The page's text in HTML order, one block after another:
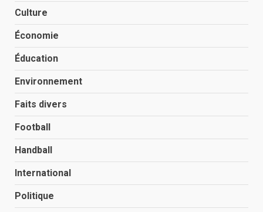
Culture
Économie
Éducation
Environnement
Faits divers
Football
Handball
International
Politique